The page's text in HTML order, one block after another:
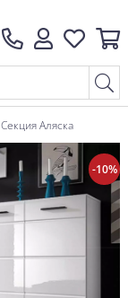
Секция Аляска
-10%